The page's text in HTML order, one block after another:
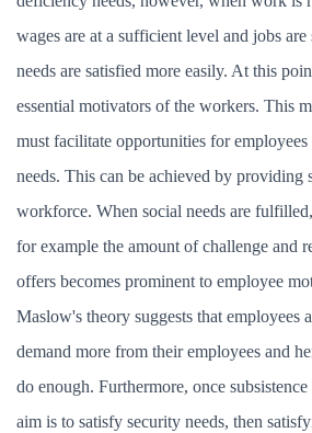
wages are at a sufficient level and jobs
needs are satisfied more easily. At this
essential motivators of the workers. This
must facilitate opportunities for
needs. This can be achieved by providing
workforce. When social needs are
for example the amount of challenge and
offers becomes prominent to employee
Maslow's theory suggests that employees
demand more from their employees and
do enough. Furthermore, once
aim is to satisfy security needs, then